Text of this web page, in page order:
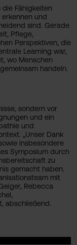
Fähigkeiten
und
sind. Gerade
Pflege,
Perspektiven, die
Learning war,
wo Menschen
handeln.
sondern vor
und ein
und
„Unser Dank
insbesondere
Symposium durch
zu
gemacht haben.
mit
Rebecca
abschließend.